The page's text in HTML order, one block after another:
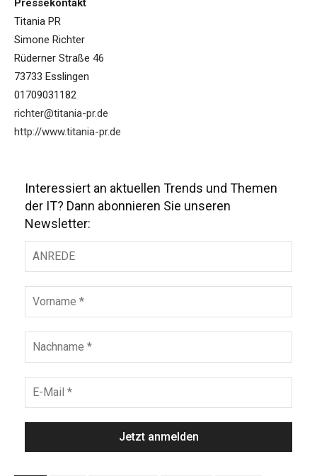
Pressekontakt
Titania PR
Simone Richter
Rüderner Straße 46
73733 Esslingen
01709031182
richter@titania-pr.de
http://www.titania-pr.de
Interessiert an aktuellen Trends und Themen
der IT? Dann abonnieren Sie unseren
Newsletter: